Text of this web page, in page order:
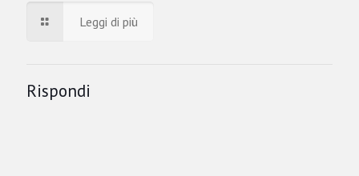
Leggi di più
Rispondi